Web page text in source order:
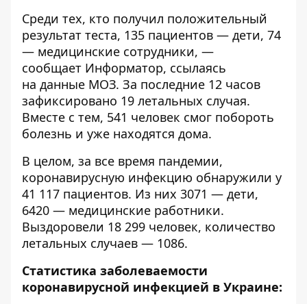
Среди тех, кто получил положительный
результат теста, 135 пациентов — дети, 74
— медицинские сотрудники, —
сообщает Информатор, ссылаясь
на данные МОЗ. За последние 12 часов
зафиксировано 19 летальных случая.
Вместе с тем, 541 человек смог побороть
болезнь и уже находятся дома.
В целом, за все время пандемии,
коронавирусную инфекцию обнаружили у
41 117 пациентов. Из них 3071 — дети,
6420 — медицинские работники.
Выздоровели 18 299 человек, количество
летальных случаев — 1086.
Статистика заболеваемости
коронавирусной инфекцией в Украине: